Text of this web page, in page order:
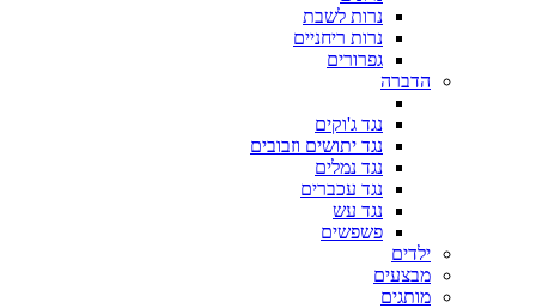
נרות לשבת
נרות ריחניים
גפרורים
הדברה
נגד ג'וקים
נגד יתושים וזבובים
נגד נמלים
נגד עכברים
נגד עש
פשפשים
ילדים
מבצעים
מותגים